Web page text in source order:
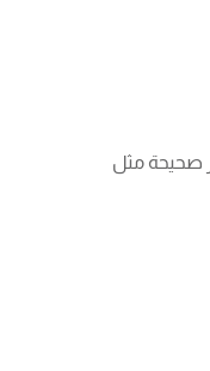
صحيحة مثل